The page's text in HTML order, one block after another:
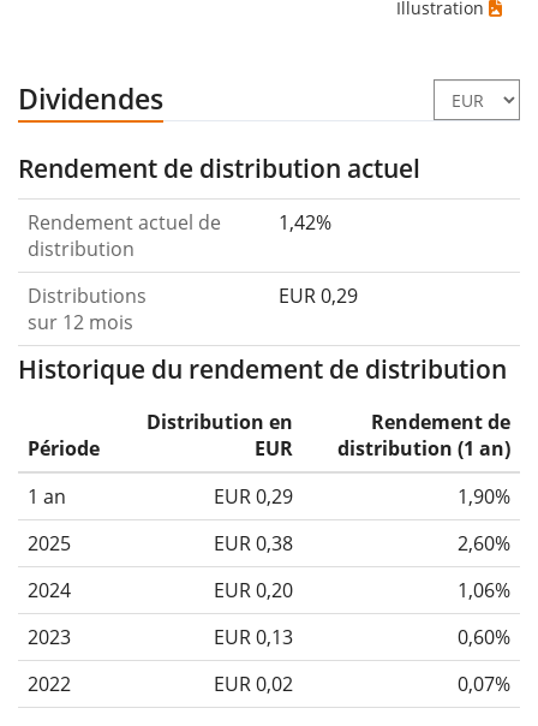
Illustration
Dividendes
Rendement de distribution actuel
Rendement actuel de
distribution
1,42%
Distributions
sur 12 mois
EUR 0,29
Historique du rendement de distribution
Période
Distribution en
EUR
Rendement de
distribution (1 an)
1 an
EUR 0,29
1,90%
2025
EUR 0,38
2,60%
2024
EUR 0,20
1,06%
2023
EUR 0,13
0,60%
2022
EUR 0,02 0,07%